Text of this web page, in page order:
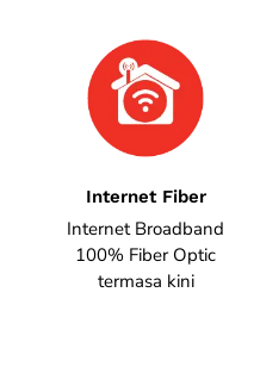
Internet Fiber
Internet Broadband
100% Fiber Optic
termasa kini